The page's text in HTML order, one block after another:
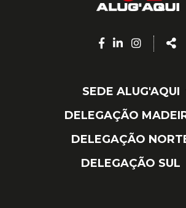
Facebook
Linkedin
SEDE ALUG'AQUI
DELEGAÇÃO
DELEGAÇÃO
DELEGAÇÃO SUL